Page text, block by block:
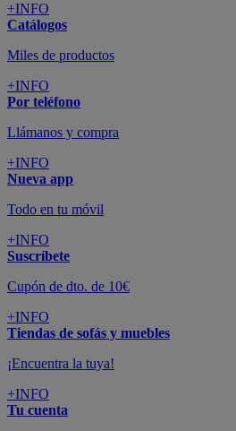
+INFO
Catálogos
Miles de productos
+INFO
Por teléfono
Llámanos y compra
+INFO
Nueva app
Todo en tu móvil
+INFO
Suscríbete
Cupón de dto. de 10€
+INFO
Tiendas de sofás y muebles
¡Encuentra la tuya!
+INFO
Tu cuenta